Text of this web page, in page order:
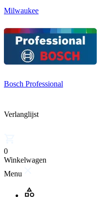
Milwaukee
Bosch Professional
Verlanglijst
0
Winkelwagen
Menu